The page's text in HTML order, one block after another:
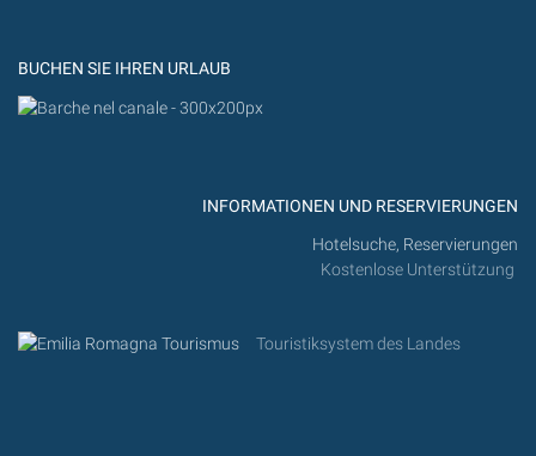
BUCHEN SIE IHREN URLAUB
INFORMATIONEN UND RESERVIERUNGEN
Hotelsuche, Reservierungen
Kostenlose Unterstützung
Touristiksystem des Landes